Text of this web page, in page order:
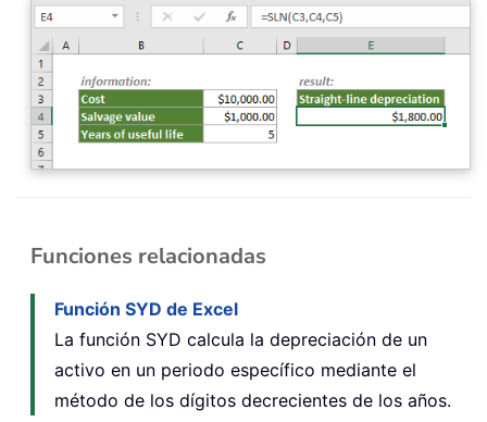
Funciones relacionadas
Función SYD de Excel
La función SYD calcula la depreciación de un
activo en un periodo específico mediante el
método de los dígitos decrecientes de los años.